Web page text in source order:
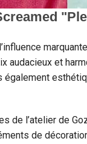
audacieux et
de l’atelier de
de